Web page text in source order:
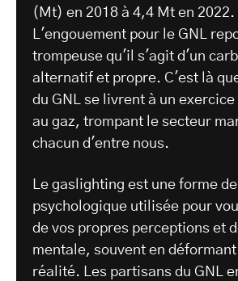
(Mt) en 2018 à 4,4 Mt en 2022.
L'engouement pour le GNL
trompeuse qu'il s'agit d'un
alternatif et propre. C'est là
du GNL se livrent à un
au gaz, trompant le secteur
chacun d'entre nous.
Le gaslighting est une forme
psychologique utilisée pour
de vos propres perceptions et
mentale, souvent en
réalité. Les partisans du GNL